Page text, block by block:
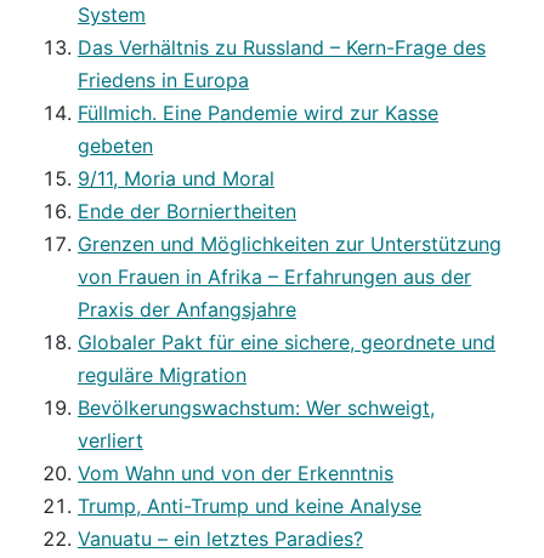
System
Das Verhältnis zu Russland – Kern-Frage des
Friedens in Europa
Füllmich. Eine Pandemie wird zur Kasse
gebeten
9/11, Moria und Moral
Ende der Borniertheiten
Grenzen und Möglichkeiten zur Unterstützung
von Frauen in Afrika – Erfahrungen aus der
Praxis der Anfangsjahre
Globaler Pakt für eine sichere, geordnete und
reguläre Migration
Bevölkerungswachstum: Wer schweigt,
verliert
Vom Wahn und von der Erkenntnis
Trump, Anti-Trump und keine Analyse
Vanuatu – ein letztes Paradies?